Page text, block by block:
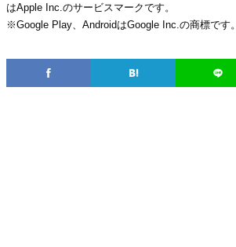
はApple Inc.のサービスマークです。
※Google Play、AndroidはGoogle Inc.の商標です。